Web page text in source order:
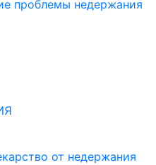
проблемы недержания
от недержания